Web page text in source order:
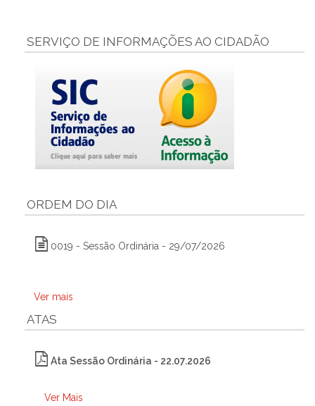
SERVIÇO DE INFORMAÇÕES AO CIDADÃO
ORDEM DO DIA
0019 - Sessão Ordinária - 29/07/2026
Ver mais
ATAS
Ata Sessão Ordinária - 22.07.2026
Ver Mais